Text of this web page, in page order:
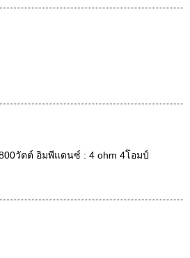
วัตต์ อิมพีแดนซ์ : 4 ohm 4โอมป์